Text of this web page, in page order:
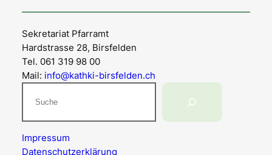
Sekretariat Pfarramt
Hardstrasse 28, Birsfelden
Tel. 061 319 98 00
Mail: info@kathki-birsfelden.ch
Impressum
Datenschutzerklärung